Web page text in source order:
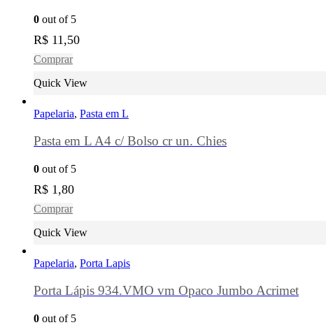
0 out of 5
R$ 11,50
Comprar
Quick View
Papelaria, Pasta em L
Pasta em L A4 c/ Bolso cr un. Chies
0 out of 5
R$ 1,80
Comprar
Quick View
Papelaria, Porta Lapis
Porta Lápis 934.VMO vm Opaco Jumbo Acrimet
0 out of 5